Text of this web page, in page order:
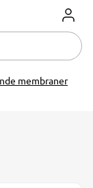
Log
membraner